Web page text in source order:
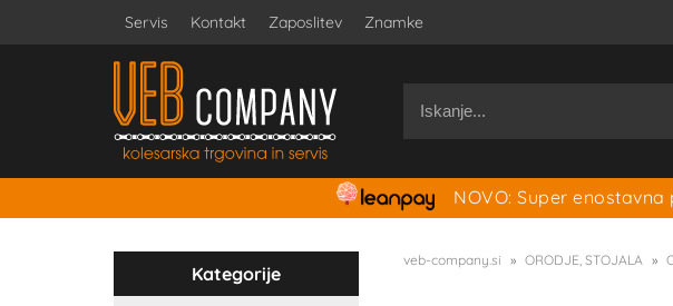
Servis Kontakt Zaposlitev Znamke
NOVO: Super
Kategorije
veb-company.si ORODJE, STOJALA